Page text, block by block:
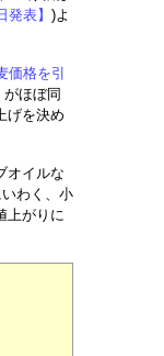
発表】 )よ
価格を引
がほぼ同
げを決め
オイルな
わく、小
上がりに